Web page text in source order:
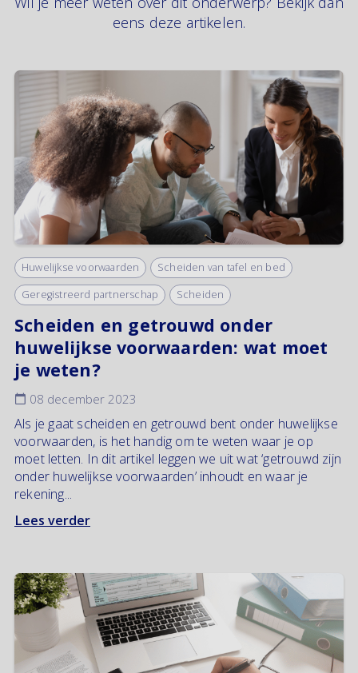
in de buurt van de scheidingsdatum liggen.
Of moet goed te beargumenteren zijn,
jullie uit huis vertrok.
eens deze artikelen.
Huwelijkse voorwaarden Scheiden van tafel en bed
Geregistreerd partnerschap Scheiden
Scheiden en getrouwd onder
huwelijkse voorwaarden: wat moet
je weten?
08 december 2023
Als je gaat scheiden en getrouwd bent onder huwelijkse
voorwaarden, is het handig om te weten waar je op
moet letten. In dit artikel leggen we uit wat ‘getrouwd zijn
onder huwelijkse voorwaarden’ inhoudt en waar je
rekening...
Lees verder